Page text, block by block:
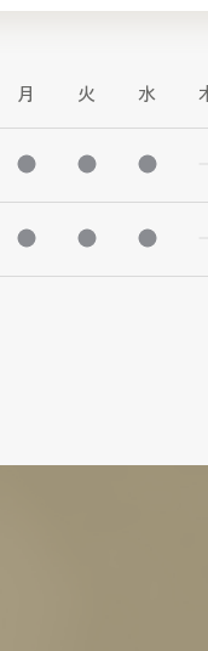
月 火 水
診療時間 9:30-
診療時間
診療時間 14:30-
診療時間